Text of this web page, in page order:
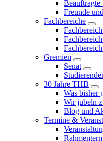
Beauftragte
Freunde
Fachbereiche
Gremien
Senat
30 Jahre THB
Was bisher
Wir jubeln
Blog und
Termine &